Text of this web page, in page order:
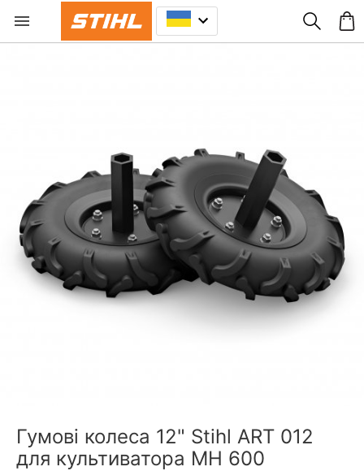
Гумові колеса 12" Stihl ART 012
для культиватора MH 600